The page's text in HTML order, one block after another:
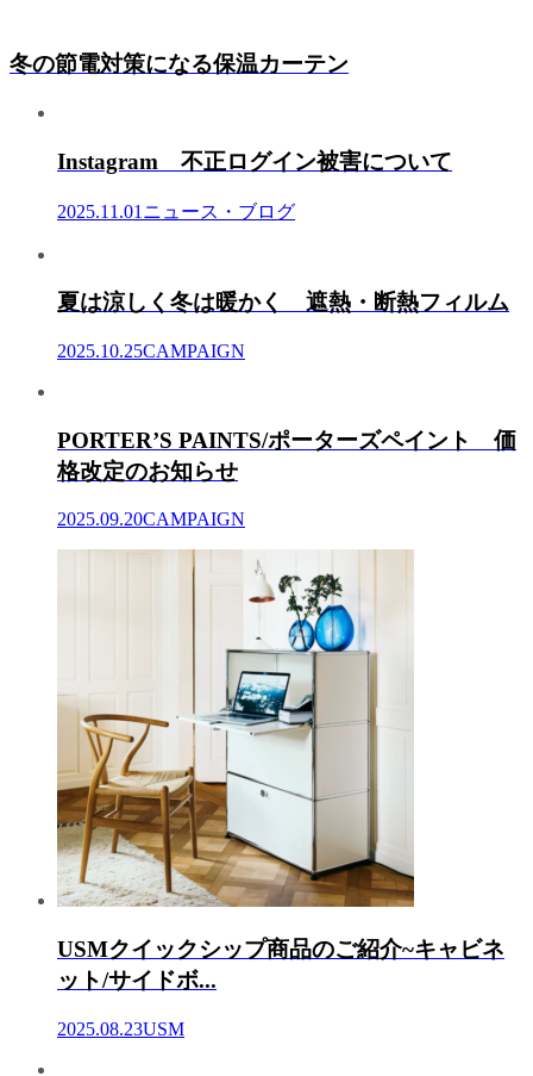
冬の節電対策になる保温カーテン
Instagram 不正ログイン被害について
2025.11.01 ニュース・ブログ
夏は涼しく冬は暖かく 遮熱・断熱フィルム
2025.10.25CAMPAIGN
PORTER’S PAINTS/ポーターズペイント 価
格改定のお知らせ
2025.09.20CAMPAIGN
USMクイックシップ商品のご紹介~キャビネ
ット/サイドボ...
2025.08.23USM